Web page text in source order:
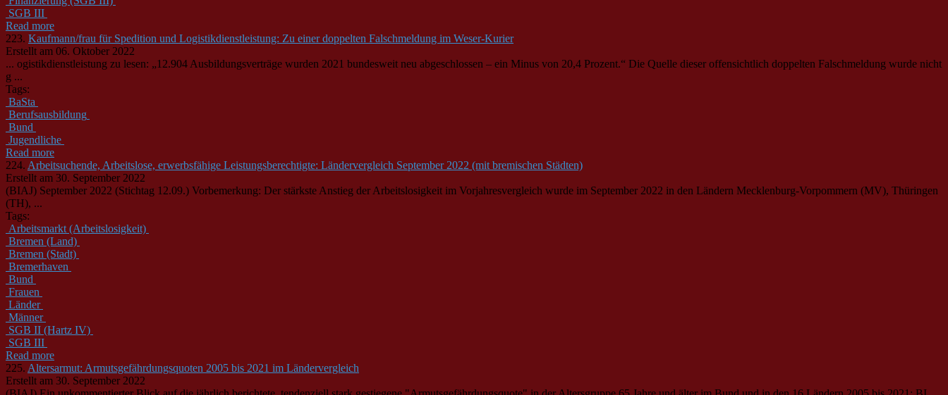
SGB III
Read more
223. Kaufmann/frau für Spedition und Logistikdienstleistung: Zu einer doppelten Falschmeldung im Weser-Kurier
Erstellt am 06. Oktober 2022
... ogistikdienstleistung zu lesen: „12.904 Ausbildungsverträge wurden 2021 bundesweit neu abgeschlossen – ein Minus von 20,4 Prozent.“ Die Quelle dieser offensichtlich doppelten Falschmeldung wurde nicht
g ...
Tags:
BaSta
Berufsausbildung
Bund
Jugendliche
Read more
224. Arbeitsuchende, Arbeitslose, erwerbsfähige Leistungsberechtigte: Ländervergleich September 2022 (mit bremischen Städten)
Erstellt am 30. September 2022
(BIAJ) September 2022 (Stichtag 12.09.) Vorbemerkung: Der stärkste Anstieg der Arbeitslosigkeit im Vorjahresvergleich wurde im September 2022 in den Ländern Mecklenburg-Vorpommern (MV), Thüringen
(TH), ...
Tags:
Arbeitsmarkt (Arbeitslosigkeit)
Bremen (Land)
Bremen (Stadt)
Bremerhaven
Bund
Frauen
Länder
Männer
SGB II (Hartz IV)
SGB III
Read more
225. Altersarmut: Armutsgefährdungsquoten 2005 bis 2021 im Ländervergleich
Erstellt am 30. September 2022